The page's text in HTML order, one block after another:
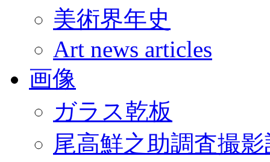
美術界年史
Art news articles
画像
ガラス乾板
尾高鮮之助調査撮